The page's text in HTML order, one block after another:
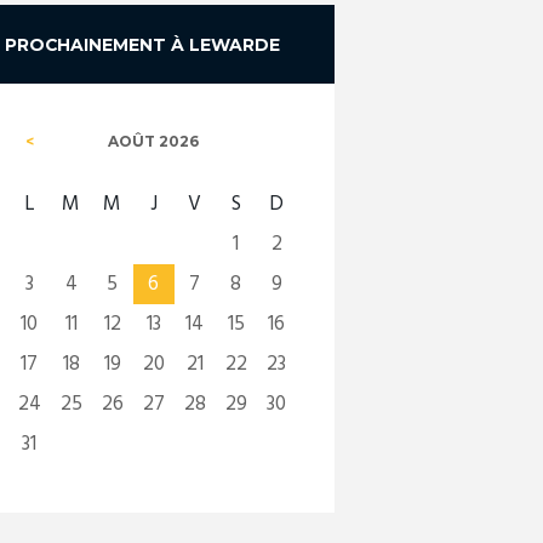
PROCHAINEMENT À LEWARDE
AOÛT 2026
L M M J V S
D
1
2
3
4 5 6 7 8
9
10
11 12 13 14 15
16
17
18 19 20 21 22
23
24
25 26 27 28 29
30
31